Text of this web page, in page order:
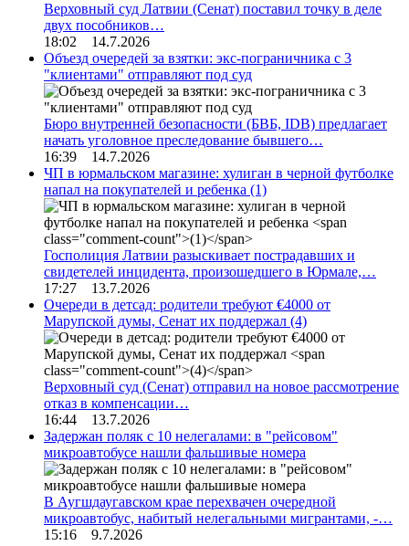
Верховный суд Латвии (Сенат) поставил точку в деле
двух пособников…
18:02 14.7.2026
Объезд очередей за взятки: экс-пограничника с 3
"клиентами" отправляют под суд
Бюро внутренней безопасности (БВБ, IDB) предлагает
начать уголовное преследование бывшего…
16:39 14.7.2026
ЧП в юрмальском магазине: хулиган в черной футболке
напал на покупателей и ребенка (1)
Госполиция Латвии разыскивает пострадавших и
свидетелей инцидента, произошедшего в Юрмале,…
17:27 13.7.2026
Очереди в детсад: родители требуют €4000 от
Марупской думы, Сенат их поддержал (4)
Верховный суд (Сенат) отправил на новое рассмотрение
отказ в компенсации…
16:44 13.7.2026
Задержан поляк с 10 нелегалами: в "рейсовом"
микроавтобусе нашли фальшивые номера
В Аугшдаугавском крае перехвачен очередной
микроавтобус, набитый нелегальными мигрантами, -…
15:16 9.7.2026